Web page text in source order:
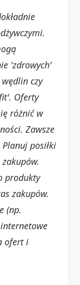
'zdrowych'
czy
Oferty
różnić w
Zawsze
posiłki
produkty
zakupów.
(np.
ofert i